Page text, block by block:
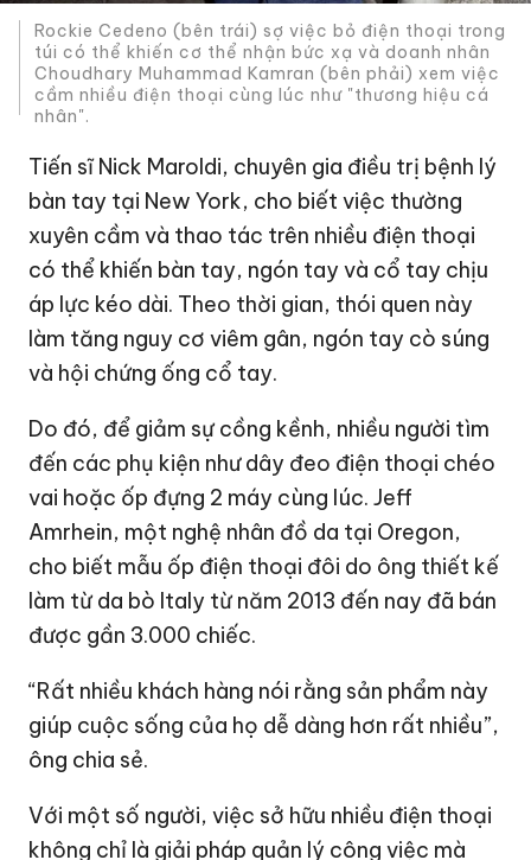
Rockie Cedeno (bên trái) sợ việc bỏ điện thoại trong
túi có thể khiến cơ thể nhận bức xạ và doanh nhân
Choudhary Muhammad Kamran (bên phải) xem việc
cầm nhiều điện thoại cùng lúc như "thương hiệu cá
nhân".
Tiến sĩ Nick Maroldi, chuyên gia điều trị bệnh lý
bàn tay tại New York, cho biết việc thường
xuyên cầm và thao tác trên nhiều điện thoại
có thể khiến bàn tay, ngón tay và cổ tay chịu
áp lực kéo dài. Theo thời gian, thói quen này
làm tăng nguy cơ viêm gân, ngón tay cò súng
và hội chứng ống cổ tay.
Do đó, để giảm sự cồng kềnh, nhiều người tìm
đến các phụ kiện như dây đeo điện thoại chéo
vai hoặc ốp đựng 2 máy cùng lúc. Jeff
Amrhein, một nghệ nhân đồ da tại Oregon,
cho biết mẫu ốp điện thoại đôi do ông thiết kế
làm từ da bò Italy từ năm 2013 đến nay đã bán
được gần 3.000 chiếc.
“Rất nhiều khách hàng nói rằng sản phẩm này
giúp cuộc sống của họ dễ dàng hơn rất nhiều”,
ông chia sẻ.
Với một số người, việc sở hữu nhiều điện thoại
không chỉ là giải pháp quản lý công việc mà